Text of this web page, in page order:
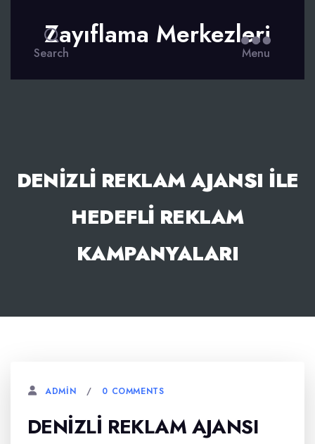
Search
Zayıflama Merkezleri
Menu
DENIZLI REKLAM AJANSI İLE
HEDEFLI REKLAM
KAMPANYALARI
ADMIN 0 COMMENTS
DENIZLI REKLAM AJANSI